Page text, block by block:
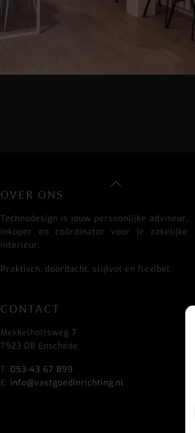
Back
OVER ONS
Technodesign is jouw persoonlijke adviseur,
inkoper en coördinator voor je zakelijke
interieur.
Praktisch, doordacht, stijlvol en flexibel.
CONTACT
Mekkelholtsweg 7
7523 DB Enschede
T: 053-43 67 899
E: info@vastgoedinrichting.nl